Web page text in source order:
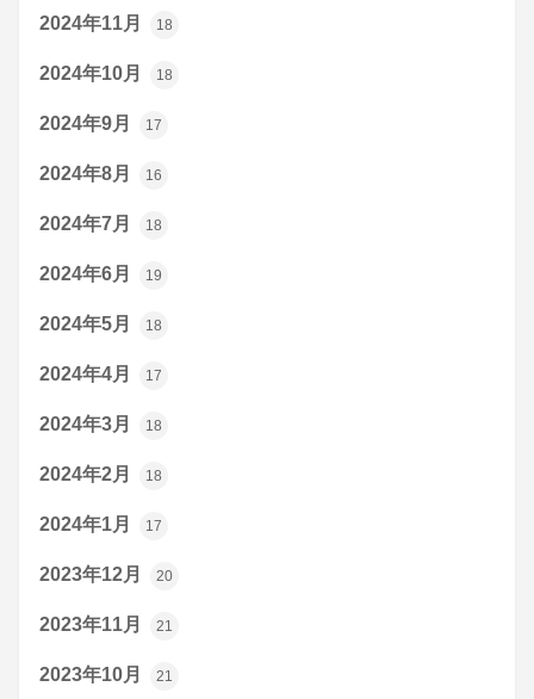
2024年11月 18
2024年10月 18
2024年9月 17
2024年8月 16
2024年7月 18
2024年6月 19
2024年5月 18
2024年4月 17
2024年3月 18
2024年2月 18
2024年1月 17
2023年12月 20
2023年11月 21
2023年10月 21